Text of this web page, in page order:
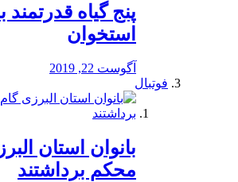
پنج گیاه
استخوان
آگوست 22, 2019
فوتبال
بانوان استان
محكم برداشتند